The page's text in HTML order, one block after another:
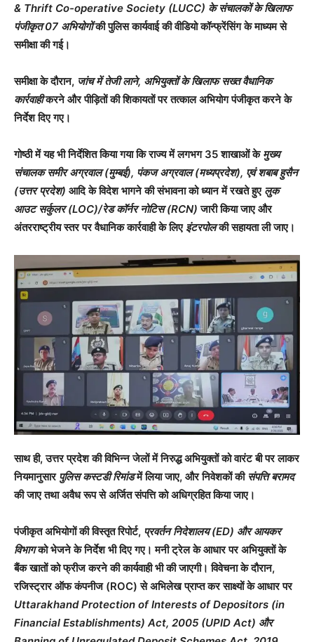
& Thrift Co-operative Society (LUCC) के संचालकों के खिलाफ
पंजीकृत 07 अभियोगोंकी पुलिस कार्यवाई की वीडियो कॉन्फ्रेंसिंग के माध्यम से
समीक्षा की गई।
समीक्षा के दौरान, जांच में तेजी लाने, अभियुक्तों के खिलाफ सख्त वैधानिक
कार्रवाहीकरने और पीड़ितों की शिकायतों पर तत्काल अभियोग पंजीकृत करने के
निर्देश दिए गए।
गोष्ठी में यह भी निर्देशित किया गया कि राज्य में लगभग 35 शाखाओं के मुख्य
संचालक समीर अग्रवाल (मुम्बई), पंकज अग्रवाल (मध्यप्रदेश), एवं शबाब हुसैन
(उत्तर प्रदेश) आदि के विदेश भागने की संभावना को ध्यान में रखते हुए लुक
आउट सर्कुलर (LOC)/रेड कॉर्नर नोटिस (RCN) जारी किया जाए और
अंतरराष्ट्रीय स्तर पर वैधानिक कार्रवाही के लिए इंटरपोलकी सहायता ली जाए।
साथ ही, उत्तर प्रदेश की विभिन्न जेलों में निरुद्ध अभियुक्तों को वारंट बी पर लाकर
नियमानुसार पुलिस कस्टडी रिमांडमें लिया जाए, और निवेशकों की संपत्ति बरामद
की जाए तथा अवैध रूप से अर्जित संपत्ति को अधिग्रहित किया जाए।
पंजीकृत अभियोगों की विस्तृत रिपोर्ट, प्रवर्तन निदेशालय (ED) और आयकर
विभागको भेजने के निर्देश भी दिए गए। मनी ट्रेल के आधार पर अभियुक्तों के
बैंक खातों को फ्रीज करने की कार्यवाही भी की जाएगी। विवेचना के दौरान,
रजिस्ट्रार ऑफ कंपनीज (ROC) से अभिलेख प्राप्त कर साक्ष्यों के आधार पर
Uttarakhand Protection of Interests of Depositors (in
Financial Establishments) Act, 2005 (UPID Act) और